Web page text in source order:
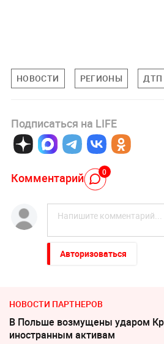
НОВОСТИ РЕГИОНЫ ДТП
Подписаться на LIFE
Комментарий 0
Авторизоваться
НОВОСТИ ПАРТНЕРОВ
В Польше возмущены ударом
иностранным активам